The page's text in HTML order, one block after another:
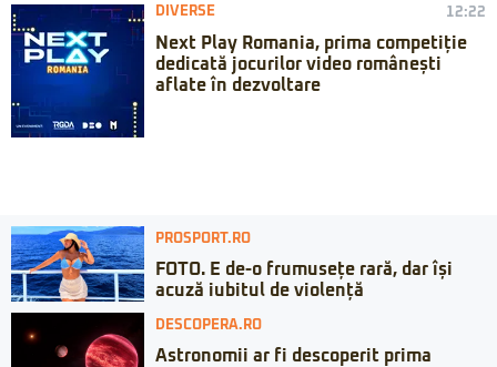
DIVERSE 12:22
Next Play Romania, prima competiție
dedicată jocurilor video românești
aflate în dezvoltare
PROSPORT.RO
FOTO. E de-o frumusețe rară, dar își
acuză iubitul de violență
DESCOPERA.RO
Astronomii ar fi descoperit prima